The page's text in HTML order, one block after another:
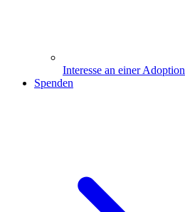
Interesse an einer Adoption
Spenden